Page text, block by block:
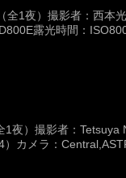
全1夜）撮影者：西本
露光時間：
夜）撮影者：Tetsuya
カメラ：